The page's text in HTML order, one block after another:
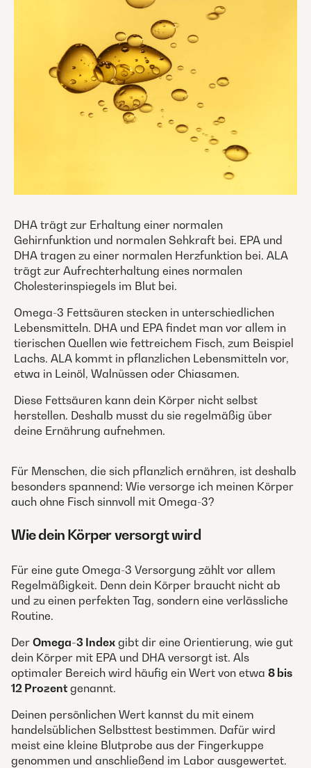
DHA trägt zur Erhaltung einer normalen
Gehirnfunktion und normalen Sehkraft bei. EPA und
DHA tragen zu einer normalen Herzfunktion bei. ALA
trägt zur Aufrechterhaltung eines normalen
Cholesterinspiegels im Blut bei.
Omega-3 Fettsäuren stecken in unterschiedlichen
Lebensmitteln. DHA und EPA findet man vor allem in
tierischen Quellen wie fettreichem Fisch, zum Beispiel
Lachs. ALA kommt in pflanzlichen Lebensmitteln vor,
etwa in Leinöl, Walnüssen oder Chiasamen.
Diese Fettsäuren kann dein Körper nicht selbst
herstellen. Deshalb musst du sie regelmäßig über
deine Ernährung aufnehmen.
Für Menschen, die sich pflanzlich ernähren, ist deshalb
besonders spannend: Wie versorge ich meinen Körper
auch ohne Fisch sinnvoll mit Omega-3?
Wie dein Körper versorgt wird
Für eine gute Omega-3 Versorgung zählt vor allem
Regelmäßigkeit. Denn dein Körper braucht nicht ab
und zu einen perfekten Tag, sondern eine verlässliche
Routine.
Der Omega-3 Index gibt dir eine Orientierung, wie gut
dein Körper mit EPA und DHA versorgt ist. Als
optimaler Bereich wird häufig ein Wert von etwa 8 bis
12 Prozent genannt.
Deinen persönlichen Wert kannst du mit einem
handelsüblichen Selbsttest bestimmen. Dafür wird
meist eine kleine Blutprobe aus der Fingerkuppe
genommen und anschließend im Labor ausgewertet.